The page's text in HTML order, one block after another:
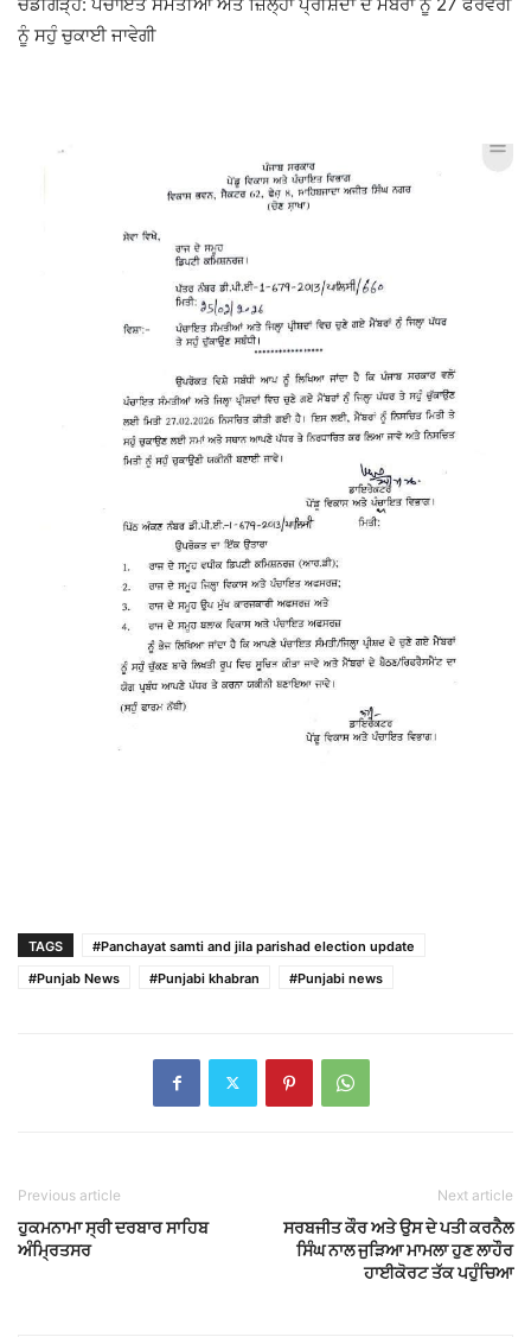
ਨੂੰ ਸਹੁੰ ਚੁਕਾਈ ਜਾਵੇਗੀ
TAGS
#Panchayat samti and jila parishad election update
#Punjab News
#Punjabi khabran #Punjabi news
Previous article
ਹੁਕਮਨਾਮਾ ਸ੍ਰੀ ਦਰਬਾਰ ਸਾਹਿਬ
ਅੰਮ੍ਰਿਤਸਰ
Next article
ਸਰਬਜੀਤ ਕੌਰ ਅਤੇ ਉਸ ਦੇ ਪਤੀ ਕਰਨੈਲ
ਸਿੰਘ ਨਾਲ ਜੁੜਿਆ ਮਾਮਲਾ ਹੁਣ ਲਾਹੌਰ
ਹਾਈਕੋਰਟ ਤੱਕ ਪਹੁੰਚਿਆ